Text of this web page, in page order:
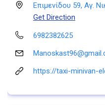
Επιμενίδου 59, Αγ.
Get Direction
6982382625
https://taxi-minivan-